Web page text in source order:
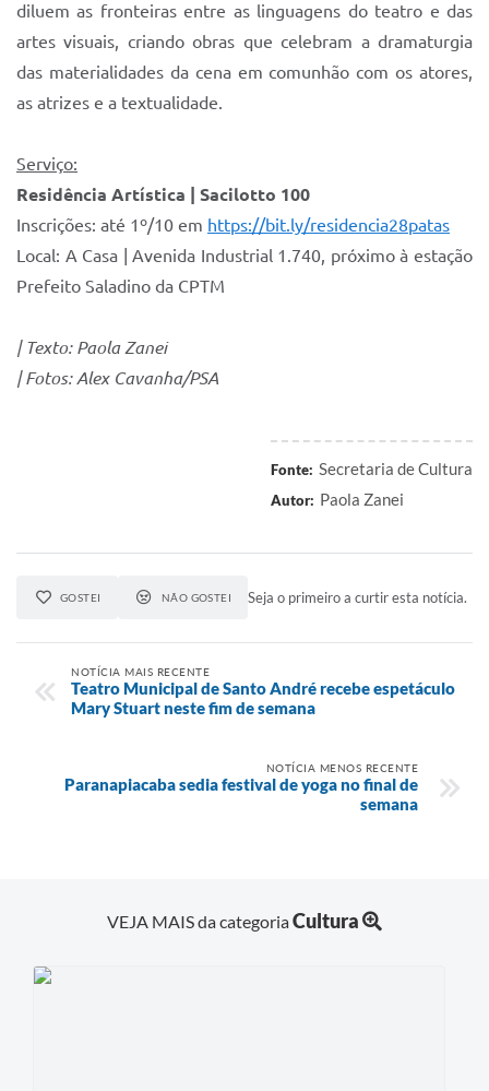
diluem as fronteiras entre as linguagens do teatro e das
artes visuais, criando obras que celebram a dramaturgia
das materialidades da cena em comunhão com os atores,
as atrizes e a textualidade.
Serviço:
Residência Artística | Sacilotto 100
Inscrições: até 1º/10 em https://bit.ly/residencia28patas
Local: A Casa | Avenida Industrial 1.740, próximo à estação
Prefeito Saladino da CPTM
| Texto: Paola Zanei
| Fotos: Alex Cavanha/PSA
Fonte: Secretaria de Cultura
Autor: Paola Zanei
GOSTEI NÃO GOSTEI Seja o primeiro a curtir esta notícia.
NOTÍCIA MAIS RECENTE
Teatro Municipal de Santo André recebe espetáculo
Mary Stuart neste fim de semana
NOTÍCIA MENOS RECENTE
Paranapiacaba sedia festival de yoga no final de
semana
VEJA MAIS da categoriaCultura